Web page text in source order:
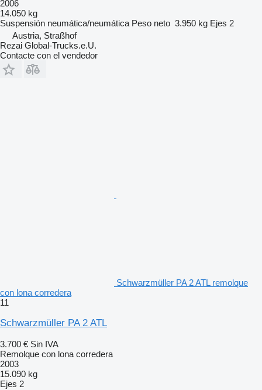
2006
14.050 kg
Suspensión neumática/neumática Peso neto 3.950 kg Ejes 2
Austria, Straßhof
Rezai Global-Trucks.e.U.
Contacte con el vendedor
Schwarzmüller PA 2 ATL remolque
con lona corredera
11
Schwarzmüller PA 2 ATL
3.700 € Sin IVA
Remolque con lona corredera
2003
15.090 kg
Ejes 2